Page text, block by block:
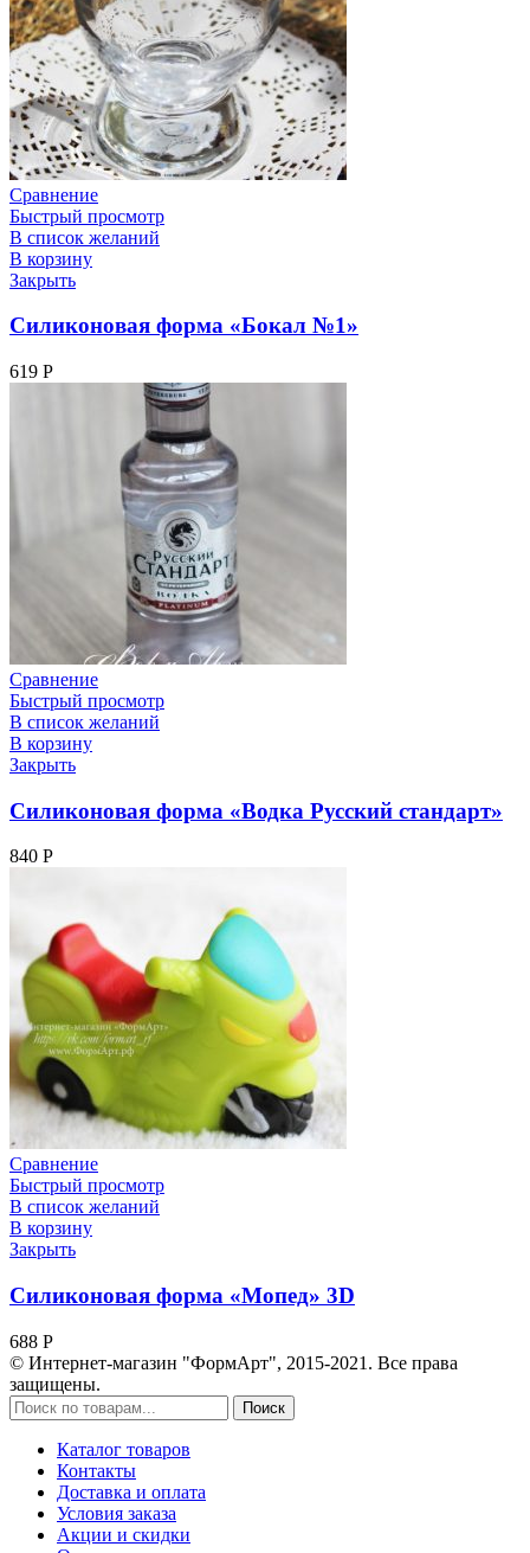
Сравнение
Быстрый просмотр
В список желаний
В корзину
Закрыть
Силиконовая форма «Бокал №1»
619 Р
Сравнение
Быстрый просмотр
В список желаний
В корзину
Закрыть
Силиконовая форма «Водка Русский стандарт»
840 Р
Сравнение
Быстрый просмотр
В список желаний
В корзину
Закрыть
Силиконовая форма «Мопед» 3D
688 Р
© Интернет-магазин "ФормАрт", 2015-2021. Все права
защищены.
Поиск
Каталог товаров
Контакты
Доставка и оплата
Условия заказа
Акции и скидки